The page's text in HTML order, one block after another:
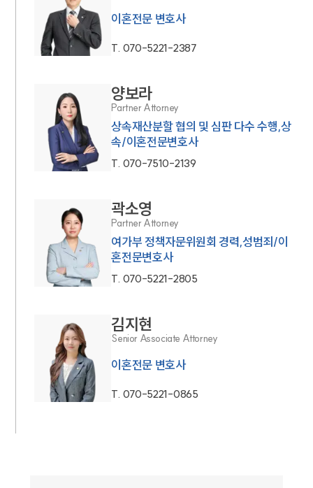
이혼전문 변호사
T. 070-5221-2387
양보라
Partner Attorney
상속재산분할 협의 및 심판 다수 수행,상
속/이혼전문변호사
T. 070-7510-2139
곽소영
Partner Attorney
여가부 정책자문위원회 경력,성범죄/이
혼전문변호사
T. 070-5221-2805
김지현
Senior Associate Attorney
이혼전문 변호사
T. 070-5221-0865